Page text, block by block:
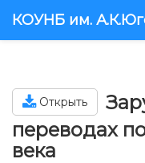
КОУНБ им.
Открыть
переводах
века